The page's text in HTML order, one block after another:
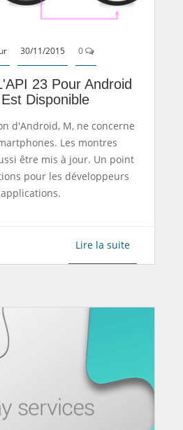
30/11/2015 0
23 Pour Android
Disponible
d'Android, M, ne concerne
Les montres
être mis à jour. Un point
pour les développeurs
Lire la suite